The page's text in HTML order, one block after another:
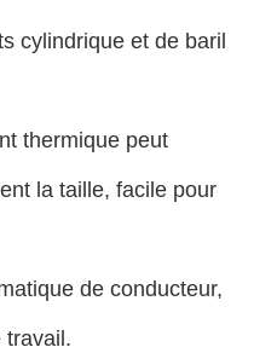
cylindrique et de baril
thermique peut
la taille, facile pour
de conducteur,
travail.